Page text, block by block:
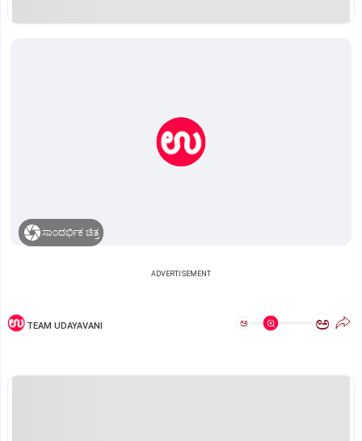
ಸಾಂದರ್ಭಿಕ ಚಿತ್ರ
ADVERTISEMENT
TEAM UDAYAVANI ಅ ಅ